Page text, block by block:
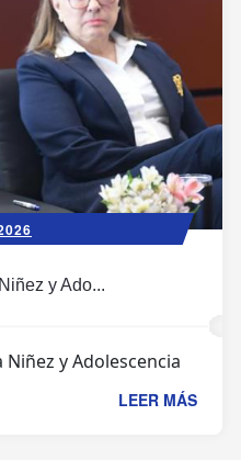
y Ado...
y Adolescencia
LEER MÁS